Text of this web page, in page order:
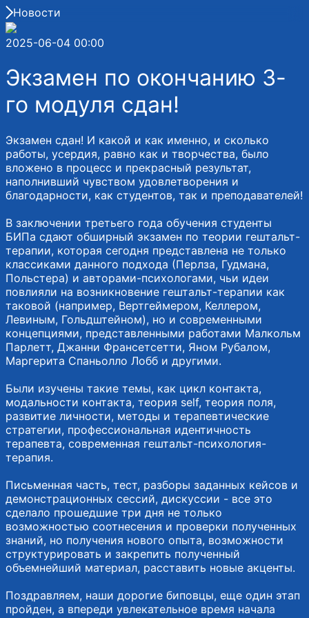
Новости
2025-06-04 00:00
Экзамен по окончанию 3-
го модуля сдан!
Экзамен сдан! И какой и как именно, и сколько
работы, усердия, равно как и творчества, было
вложено в процесс и прекрасный результат,
наполнивший чувством удовлетворения и
благодарности, как студентов, так и преподавателей!
В заключении третьего года обучения студенты
БИПа сдают обширный экзамен по теории гештальт-
терапии, которая сегодня представлена не только
классиками данного подхода (Перлза, Гудмана,
Польстера) и авторами-психологами, чьи идеи
повлияли на возникновение гештальт-терапии как
таковой (например, Вертгеймером, Келлером,
Левиным, Гольдштейном), но и современными
концепциями, представленными работами Малкольм
Парлетт, Джанни Франсетсетти, Яном Рубалом,
Маргерита Спаньолло Лобб и другими.
Были изучены такие темы, как цикл контакта,
модальности контакта, теория self, теория поля,
развитие личности, методы и терапевтические
стратегии, профессиональная идентичность
терапевта, современная гештальт-психология-
терапия.
Письменная часть, тест, разборы заданных кейсов и
демонстрационных сессий, дискуссии - все это
сделало прошедшие три дня не только
возможностью соотнесения и проверки полученных
знаний, но получения нового опыта, возможности
структурировать и закрепить полученный
объемнейший материал, расставить новые акценты.
Поздравляем, наши дорогие биповцы, еще один этап
пройден, а впереди увлекательное время начала